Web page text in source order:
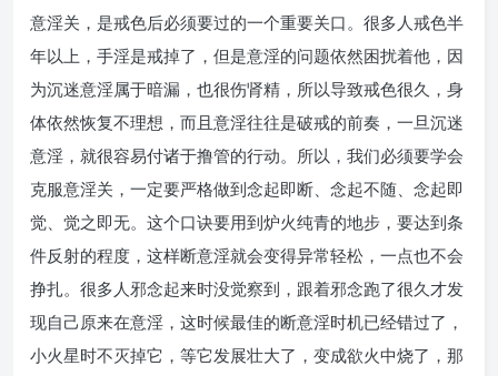
意淫关，是戒色后必须要过的一个重要关口。很多人戒色半
年以上，手淫是戒掉了，但是意淫的问题依然困扰着他，因
为沉迷意淫属于暗漏，也很伤肾精，所以导致戒色很久，身
体依然恢复不理想，而且意淫往往是破戒的前奏，一旦沉迷
意淫，就很容易付诸于撸管的行动。所以，我们必须要学会
克服意淫关，一定要严格做到念起即断、念起不随、念起即
觉、觉之即无。这个口诀要用到炉火纯青的地步，要达到条
件反射的程度，这样断意淫就会变得异常轻松，一点也不会
挣扎。很多人邪念起来时没觉察到，跟着邪念跑了很久才发
现自己原来在意淫，这时候最佳的断意淫时机已经错过了，
小火星时不灭掉它，等它发展壮大了，变成欲火中烧了，那